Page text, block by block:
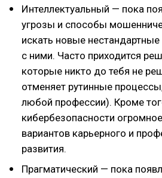
Интеллектуальный — пока
угрозы и способы
искать новые
с ними. Часто приходится
которые никто до тебя не
отменяет рутинные
любой профессии). Кроме
кибербезопасности
вариантов карьерного и
развития.
Прагматический — пока